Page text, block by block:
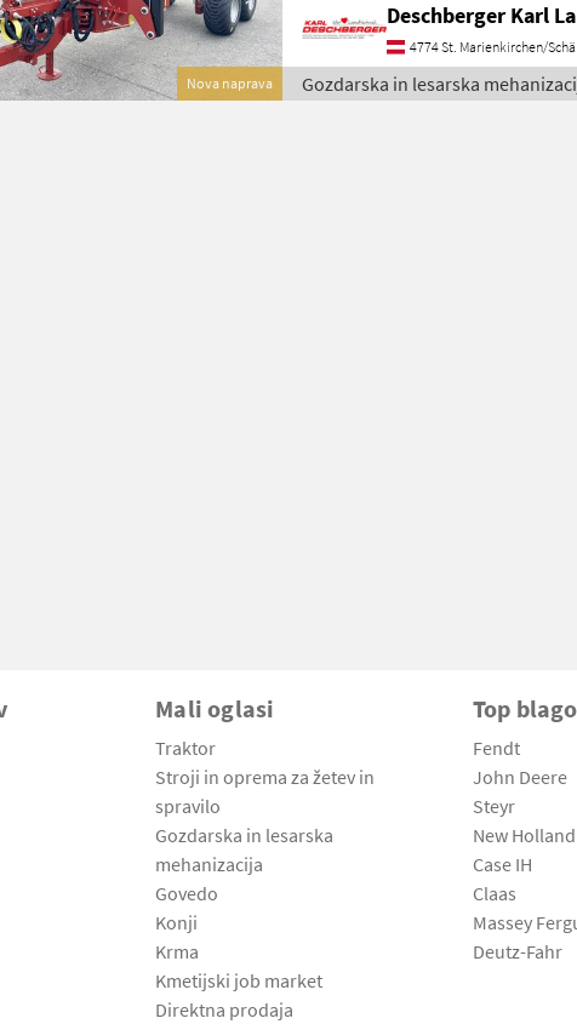
Nova naprava
Deschberger Karl
4774 St. Marienkirchen/
Gozdarska in lesarska
Mali oglasi
Traktor
Stroji in oprema za žetev in
spravilo
Gozdarska in lesarska
mehanizacija
Govedo
Konji
Krma
Kmetijski job market
Direktna prodaja
Top
Fendt
John Deere
Steyr
New Holland
Case IH
Claas
Massey
Deutz-Fahr